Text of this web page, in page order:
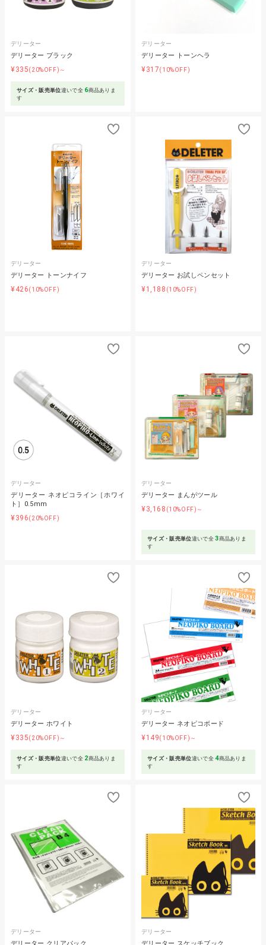
デリーター
デリーター ブラック
¥335(20%OFF)～
サイズ・販売単位違いで全 6商品ありま
す
デリーター
デリーター トーンヘラ
¥317(10%OFF)
デリーター
デリーター トーンナイフ
¥426(10%OFF)
デリーター
デリーター お試しペンセット
¥1,188 (10%OFF)
デリーター
デリーター ネオピコライン［ホワイ
ト］0.5mm
¥396(20%OFF)
デリーター
デリーター まんがツール
¥3,168 (10%OFF)～
サイズ・販売単位違いで全3商品ありま
す
デリーター
デリーター ホワイト
¥335(20%OFF)～
サイズ・販売単位違いで全 2商品ありま
す
デリーター
デリーター ネオピコボード
¥149(10%OFF)～
サイズ・販売単位違いで全4商品ありま
す
デリーター デリーター